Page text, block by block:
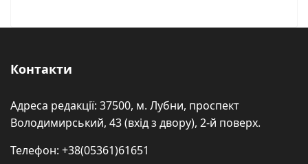
Контакти
Адреса редакції: 37500, м. Лубни, проспект
Володимирський, 43 (вхід з двору), 2-й поверх.
Телефон: +38(05361)61651